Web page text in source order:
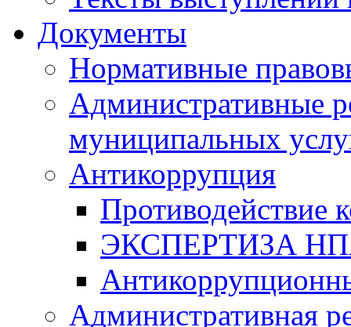
Документы
Нормативные
Административные
муниципальных
Антикоррупция
Противодействие
ЭКСПЕРТИЗА
Административная